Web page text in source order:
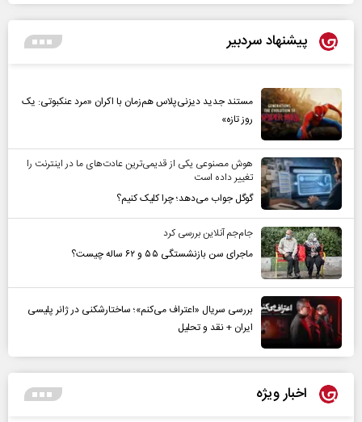
پیشنهاد سردبیر
مستند جدید دیزنی‌پلاس هم‌زمان با اکران «مرد عنکبوتی: یک
روز تازه»
هوش مصنوعی یکی از قدیمی‌ترین عادت‌های ما در اینترنت را
تغییر داده است
گوگل جواب می‌دهد؛ چرا کلیک کنیم؟
جام‌جم آنلاین بررسی کرد
ماجرای سن بازنشستگی ۵۵ و ۶۲ ساله چیست؟
بررسی سریال «اعتراف می‌کنم»؛ ساختارشکنی در ژانر پلیسی
ایران + نقد و تحلیل
اخبار ویژه